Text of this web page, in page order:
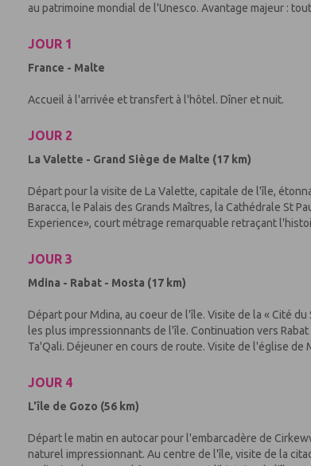
au patrimoine mondial de l'Unesco. Avantage majeur :
JOUR 1
France - Malte
Accueil à l'arrivée et transfert à l'hôtel. Dîner et nuit.
JOUR 2
La Valette - Grand Siège de Malte (17 km)
Départ pour la visite de La Valette, capitale de l'île,
Baracca, le Palais des Grands Maîtres, la Cathédrale St
Experience», court métrage remarquable retraçant
JOUR 3
Mdina - Rabat - Mosta (17 km)
Départ pour Mdina, au coeur de l'île. Visite de la « Cité
les plus impressionnants de l'île. Continuation vers
Ta'Qali. Déjeuner en cours de route. Visite de l'église
JOUR 4
L'île de Gozo (56 km)
Départ le matin en autocar pour l'embarcadère de
naturel impressionnant. Au centre de l'île, visite de la